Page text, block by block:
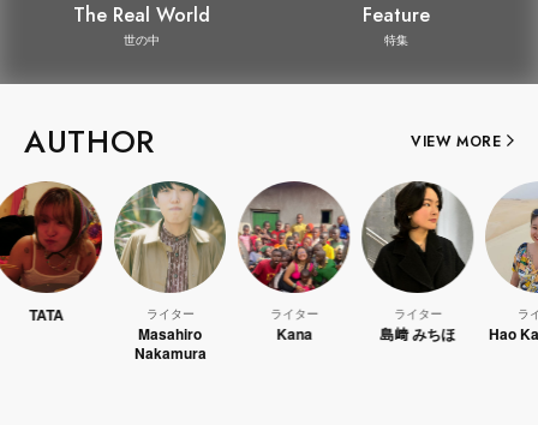
The Real World
世の中
Feature
特集
AUTHOR VIEW MORE
Masahiro
Nakamura
島﨑 みちほ Hao Kanayama